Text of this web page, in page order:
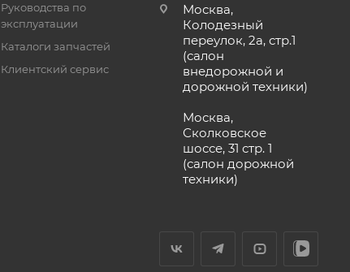
Руководства по
эксплуатации
Каталоги запчастей
Клиентский сервис
Москва,
Колодезный
переулок, 2а, стр.1
(салон
внедорожной и
дорожной техники)
Москва,
Сколковское
шоссе, 31 стр. 1
(салон дорожной
техники)